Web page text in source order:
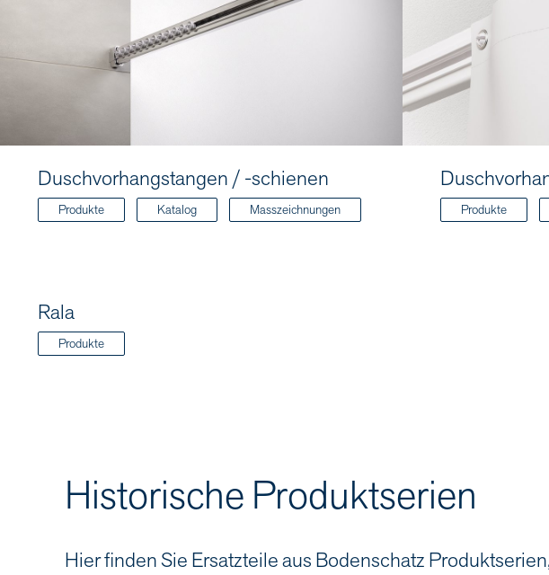
Duschvorhangstangen / -schienen
Produkte Katalog Masszeichnungen Produkte
Rala
Produkte
Historische Produktserien
Hier finden Sie Ersatzteile aus Bodenschatz